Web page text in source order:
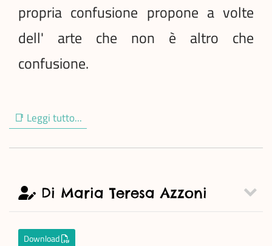
propria confusione propone a volte
dell' arte che non è altro che
confusione.
📑 Leggi tutto...
Di Maria Teresa Azzoni
Download